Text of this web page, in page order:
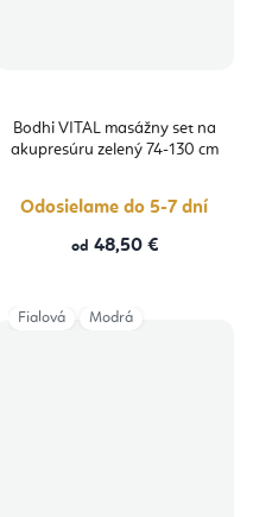
Bodhi VITAL masážny set na
akupresúru zelený 74-130 cm
Odosielame do 5-7 dní
od 48,50 €
Fialová Modrá